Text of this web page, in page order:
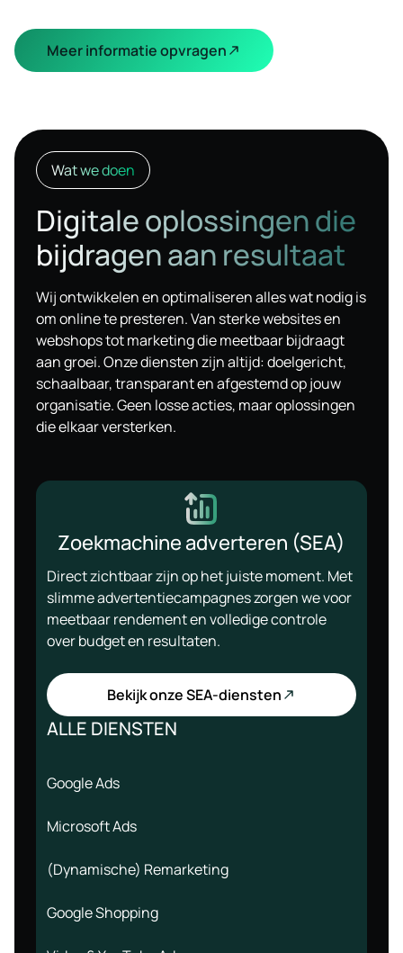
Meer informatie opvragen
Wat we doen
Digitale oplossingen die
bijdragen aan resultaat
Wij ontwikkelen en optimaliseren alles wat nodig is
om online te presteren. Van sterke websites en
webshops tot marketing die meetbaar bijdraagt
aan groei. Onze diensten zijn altijd: doelgericht,
schaalbaar, transparant en afgestemd op jouw
organisatie. Geen losse acties, maar oplossingen
die elkaar versterken.
Zoekmachine adverteren (SEA)
Direct zichtbaar zijn op het juiste moment. Met
slimme advertentiecampagnes zorgen we voor
meetbaar rendement en volledige controle
over budget en resultaten.
Bekijk onze SEA-diensten
ALLE DIENSTEN
Google Ads
Microsoft Ads
(Dynamische) Remarketing
Google Shopping